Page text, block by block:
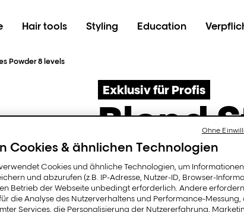
Hair tools Styling Education
Powder 8 levels
Exklusiv für Profis
Blond
levels
Cookies & ähnlichen Technologien
Cookies und ähnliche Technologien, um
und abzurufen (z.B. IP-Adresse, Nutzer-ID, Browser-
Betrieb der Webseite unbedingt erforderlich. Andere
die Analyse des Nutzerverhaltens und Performance-Messung,
Services, die Personalisierung der Nutzererfahrung,
Ohne